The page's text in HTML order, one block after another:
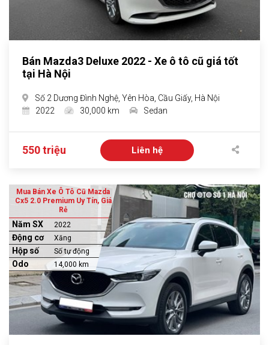
Bán Mazda3 Deluxe 2022 - Xe ô tô cũ giá tốt
tại Hà Nội
Số 2 Dương Đình Nghệ, Yên Hòa, Cầu Giấy, Hà Nội
2022
30,000 km Sedan
550 triệu Liên hệ
Mua Bán Xe Ô Tô Cũ Mazda
Cx5 2.0 Premium Uy Tín, Giá
Rẻ
Năm SX 2022
Động cơ Xăng
Hộp số Số tự động
Odo 14,000 km